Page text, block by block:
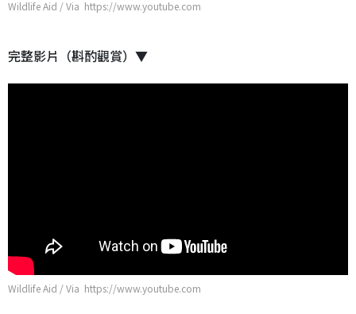
Wildlife Aid / Via https://www.youtube.com
完整影片（斟酌觀賞）▼
Wildlife Aid / Via https://www.youtube.com